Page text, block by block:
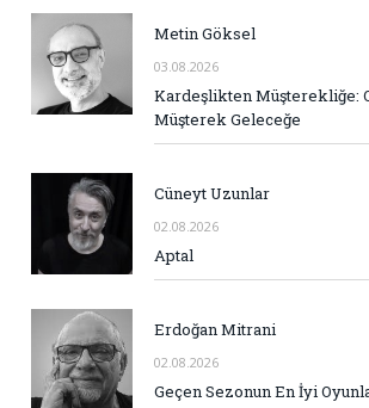
Metin Göksel
03.08.2026
Kardeşlikten Müşterekliğe:
Müşterek Geleceğe
Cüneyt Uzunlar
02.08.2026
Aptal
Erdoğan Mitrani
02.08.2026
Geçen Sezonun En İyi